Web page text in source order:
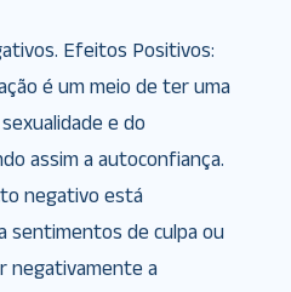
Efeitos Positivos:
é um meio de ter uma
e do
assim a autoconfiança.
negativo está
sentimentos de culpa ou
negativamente a